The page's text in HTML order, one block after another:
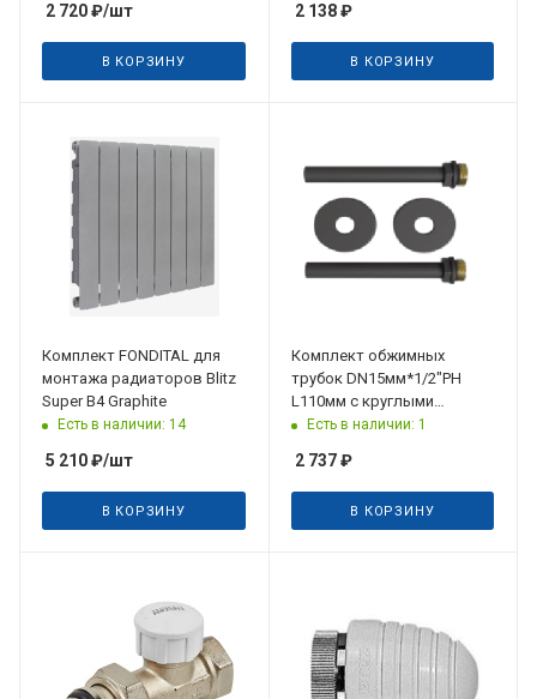
2 720₽/шт
В КОРЗИНУ
2 138₽
В КОРЗИНУ
Комплект FONDITAL для
монтажа радиаторов Blitz
Super B4 Graphite
Есть в наличии: 14
5 210₽/шт
В КОРЗИНУ
Комплект обжимных
трубок DN15мм*1/2"РН
L110мм с круглыми
отражателями D50мм
Есть в наличии: 1
2 737₽
В КОРЗИНУ